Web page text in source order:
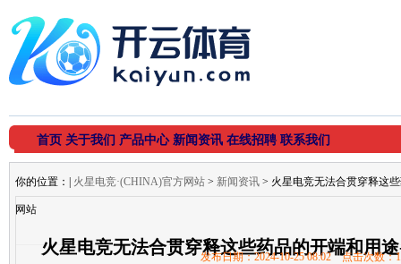
首页 关于我们 产品中心 新闻资讯 在线招聘 联系我们
你的位置： 火星电竞·(CHINA)官方网站 > 新闻资讯 > 火星电竞无法合贯穿释这
网站
火星电竞无法合贯穿释这些药品的开端和用
发布日期：2024-10-25 08:02 点击次数：